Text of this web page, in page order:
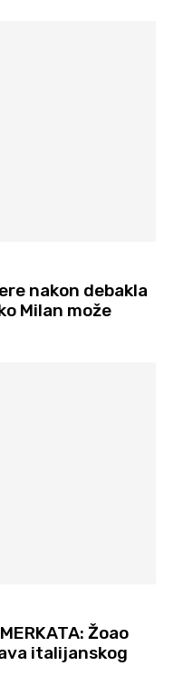
nakon debakla
Milan može
Žoao
italijanskog